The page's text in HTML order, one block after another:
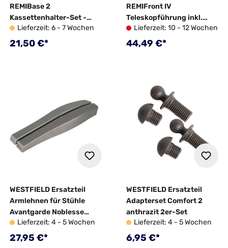
REMIBase 2
Kassettenhalter-Set -
10069568
Lieferzeit: 6 - 7 Wochen
Regulärer Preis:
21,50 €*
REMIFront IV
Teleskopführung inkl.
Gelenk Fiat Ducato/Ford
Transit - 10043790
Lieferzeit: 10 - 12 Wochen
Regulärer Preis:
44,49 €*
WESTFIELD Ersatzteil
Armlehnen für Stühle
Avantgarde Noblesse
anthrazit 2er-Set
Lieferzeit: 4 - 5 Wochen
Regulärer Preis:
27,95 €*
WESTFIELD Ersatzteil
Adapterset Comfort 2
anthrazit 2er-Set
Lieferzeit: 4 - 5 Wochen
Regulärer Preis:
6,95 €*